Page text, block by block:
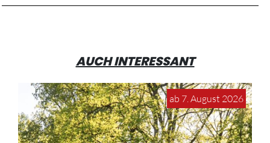
AUCH INTERESSANT
ab 7. August 2026